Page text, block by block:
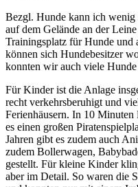
Bezgl. Hunde kann ich wenig
auf dem Gelände an der
Trainingsplatz für Hunde und
können sich Hundebesitzer
konnten wir auch viele Hunde
Für Kinder ist die Anlage
recht verkehrsberuhigt und
Ferienhäusern. In 10
es einen großen
Jahren gibt es zudem auch
zudem Bollerwagen,
gestellt. Für kleine Kinder
aber im Detail. So waren die